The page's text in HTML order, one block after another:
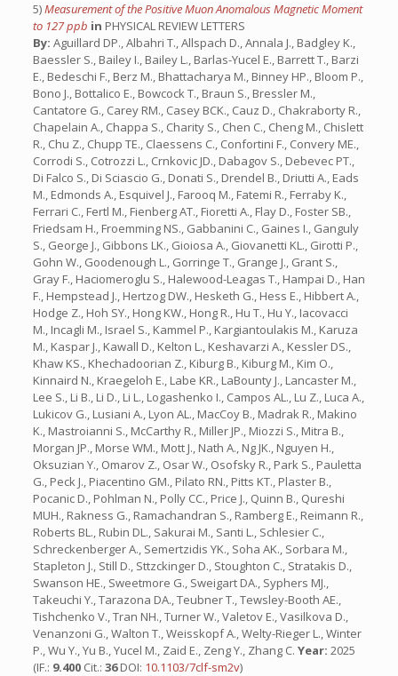
5)Measurement of the Positive Muon Anomalous Magnetic Moment
to 127 ppb in PHYSICAL REVIEW LETTERS
By: Aguillard DP., Albahri T., Allspach D., Annala J., Badgley K.,
Baessler S., Bailey I., Bailey L., Barlas-Yucel E., Barrett T., Barzi
E., Bedeschi F., Berz M., Bhattacharya M., Binney HP., Bloom P.,
Bono J., Bottalico E., Bowcock T., Braun S., Bressler M.,
Cantatore G., Carey RM., Casey BCK., Cauz D., Chakraborty R.,
Chapelain A., Chappa S., Charity S., Chen C., Cheng M., Chislett
R., Chu Z., Chupp TE., Claessens C., Confortini F., Convery ME.,
Corrodi S., Cotrozzi L., Crnkovic JD., Dabagov S., Debevec PT.,
Di Falco S., Di Sciascio G., Donati S., Drendel B., Driutti A., Eads
M., Edmonds A., Esquivel J., Farooq M., Fatemi R., Ferraby K.,
Ferrari C., Fertl M., Fienberg AT., Fioretti A., Flay D., Foster SB.,
Friedsam H., Froemming NS., Gabbanini C., Gaines I., Ganguly
S., George J., Gibbons LK., Gioiosa A., Giovanetti KL., Girotti P.,
Gohn W., Goodenough L., Gorringe T., Grange J., Grant S.,
Gray F., Haciomeroglu S., Halewood-Leagas T., Hampai D., Han
F., Hempstead J., Hertzog DW., Hesketh G., Hess E., Hibbert A.,
Hodge Z., Hoh SY., Hong KW., Hong R., Hu T., Hu Y., Iacovacci
M., Incagli M., Israel S., Kammel P., Kargiantoulakis M., Karuza
M., Kaspar J., Kawall D., Kelton L., Keshavarzi A., Kessler DS.,
Khaw KS., Khechadoorian Z., Kiburg B., Kiburg M., Kim O.,
Kinnaird N., Kraegeloh E., Labe KR., LaBounty J., Lancaster M.,
Lee S., Li B., Li D., Li L., Logashenko I., Campos AL., Lu Z., Luca A.,
Lukicov G., Lusiani A., Lyon AL., MacCoy B., Madrak R., Makino
K., Mastroianni S., McCarthy R., Miller JP., Miozzi S., Mitra B.,
Morgan JP., Morse WM., Mott J., Nath A., Ng JK., Nguyen H.,
Oksuzian Y., Omarov Z., Osar W., Osofsky R., Park S., Pauletta
G., Peck J., Piacentino GM., Pilato RN., Pitts KT., Plaster B.,
Pocanic D., Pohlman N., Polly CC., Price J., Quinn B., Qureshi
MUH., Rakness G., Ramachandran S., Ramberg E., Reimann R.,
Roberts BL., Rubin DL., Sakurai M., Santi L., Schlesier C.,
Schreckenberger A., Semertzidis YK., Soha AK., Sorbara M.,
Stapleton J., Still D., Sttzckinger D., Stoughton C., Stratakis D.,
Swanson HE., Sweetmore G., Sweigart DA., Syphers MJ.,
Takeuchi Y., Tarazona DA., Teubner T., Tewsley-Booth AE.,
Tishchenko V., Tran NH., Turner W., Valetov E., Vasilkova D.,
Venanzoni G., Walton T., Weisskopf A., Welty-Rieger L., Winter
P., Wu Y., Yu B., Yucel M., Zaid E., Zeng Y., Zhang C. Year: 2025
(IF.: 9.400 Cit.: 36DOI: 10.1103/7clf-sm2v)